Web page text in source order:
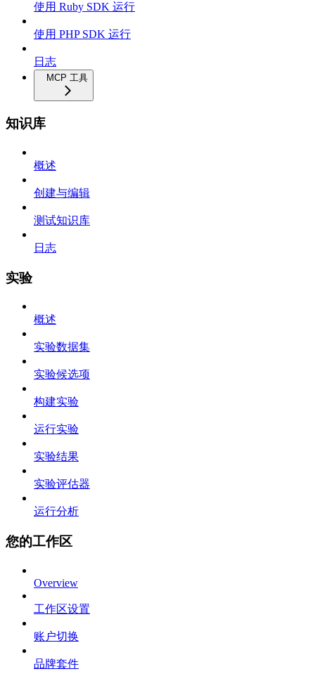
使用 Ruby SDK 运行
使用 PHP SDK 运行
日志
MCP 工具
知识库
概述
创建与编辑
测试知识库
日志
实验
概述
实验数据集
实验候选项
构建实验
运行实验
实验结果
实验评估器
运行分析
您的工作区
Overview
工作区设置
账户切换
品牌套件